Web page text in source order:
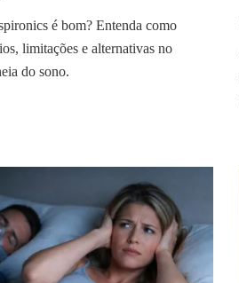
é bom? Entenda como
limitações e alternativas no
do sono.